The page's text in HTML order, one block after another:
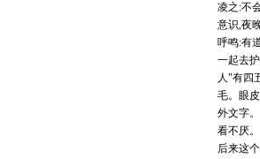
凌之:不
意识,夜
呼鸣:有
一起去
人"有四
毛。眼
外文字
看不厌。
后来这